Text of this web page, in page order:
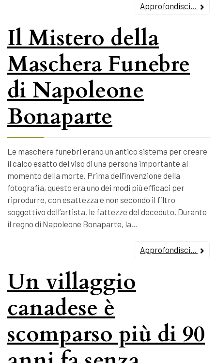
Approfondisci...
Il Mistero della
Maschera Funebre
di Napoleone
Bonaparte
Le maschere funebri erano un antico sistema per creare
il calco esatto del viso di una persona importante al
momento della morte. Prima dell’invenzione della
fotografia, questo era uno dei modi più efficaci per
riprodurre, con esattezza e non secondo il filtro
soggettivo dell’artista, le fattezze del deceduto. Durante
il regno di Napoleone Bonaparte, la…
Approfondisci...
Un villaggio
canadese è
scomparso più di 90